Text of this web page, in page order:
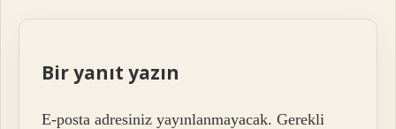
Bir yanıt yazın
E-posta adresiniz yayınlanmayacak. Gerekli